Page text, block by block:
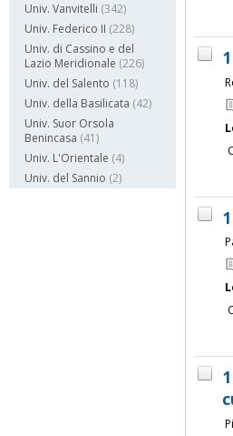
Univ. Vanvitelli (342)
Univ. Federico II (228)
Univ. di Cassino e del
Lazio Meridionale (226)
Univ. del Salento (118)
Univ. della Basilicata (42)
Univ. Suor Orsola
Benincasa (41)
Univ. L'Orientale (4)
Univ. del Sannio (2)
1